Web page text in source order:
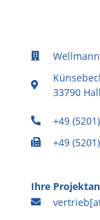
33790
+49
+49
Ihre